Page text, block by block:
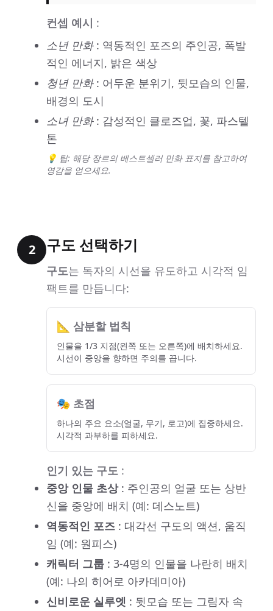
컨셉 예시 :
소년 만화: 역동적인 포즈의 주인공, 폭발
적인 에너지, 밝은 색상
청년 만화: 어두운 분위기, 뒷모습의 인물,
배경의 도시
소녀 만화: 감성적인 클로즈업, 꽃, 파스텔
톤
💡 팁: 해당 장르의 베스트셀러 만화 표지를 참고하여
영감을 얻으세요.
2 구도 선택하기
구도는 독자의 시선을 유도하고 시각적 임
팩트를 만듭니다:
📐 삼분할 법칙
인물을 1/3 지점(왼쪽 또는 오른쪽)에 배치하세요.
시선이 중앙을 향하면 주의를 끕니다.
🎭 초점
하나의 주요 요소(얼굴, 무기, 로고)에 집중하세요.
시각적 과부하를 피하세요.
인기 있는 구도 :
중앙 인물 초상: 주인공의 얼굴 또는 상반
신을 중앙에 배치 (예: 데스노트)
역동적인 포즈 : 대각선 구도의 액션, 움직
임 (예: 원피스)
캐릭터 그룹 : 3-4명의 인물을 나란히 배치
(예: 나의 히어로 아카데미아)
신비로운 실루엣 : 뒷모습 또는 그림자 속